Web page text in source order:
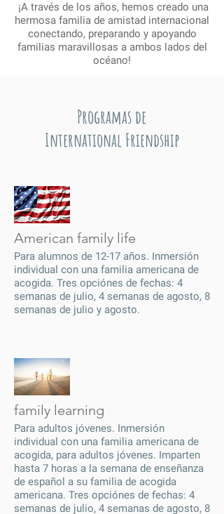
¡A través de los años, hemos creado una
hermosa familia de amistad internacional
conectando, preparando y apoyando
familias maravillosas a ambos lados del
océano!
Programas de
International Friendship
American family life
Para alumnos de 12-17 años. Inmersión
individual con una familia americana de
acogida. Tres opciónes de fechas: 4
semanas de julio, 4 semanas de agosto, 8
semanas de julio y agosto.
family learning
Para adultos jóvenes. Inmersión
individual con una familia americana de
acogida, para adultos jóvenes. Imparten
hasta 7 horas a la semana de enseñanza
de español a su familia de acogida
americana. Tres opciónes de fechas: 4
semanas de julio, 4 semanas de agosto, 8